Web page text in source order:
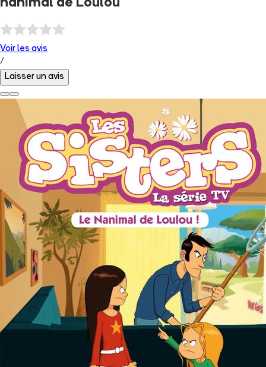
nanimal de Loulou
Voir les avis
/
Laisser un avis